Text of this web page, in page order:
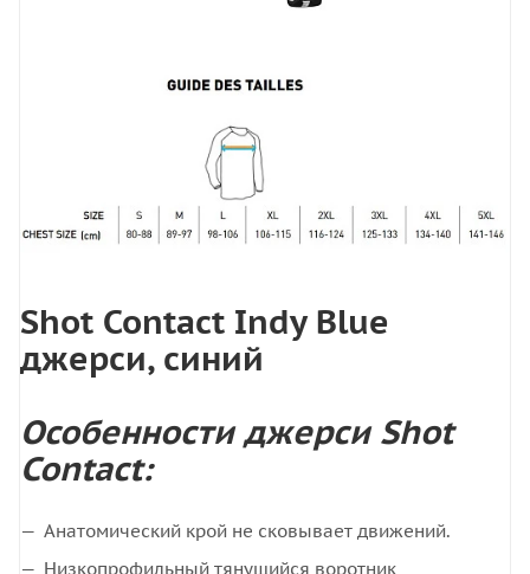
Shot Contact Indy Blue
джерси, синий
Особенности джерси Shot
Contact:
Анатомический крой не сковывает движений.
Низкопрофильный тянущийся воротник